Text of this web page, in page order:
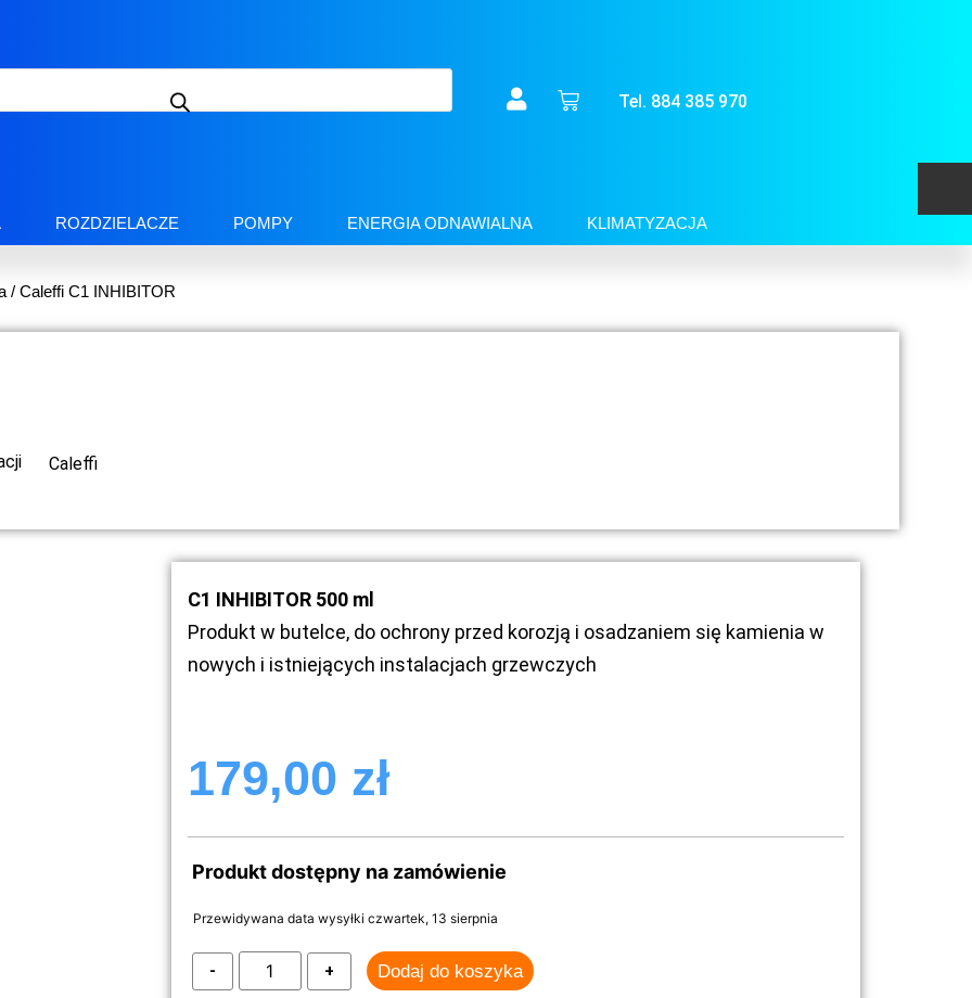
Tel. 884 385 970
ROZDZIELACZE POMPY ENERGIA ODNAWIALNA KLIMATYZACJA
/ Caleffi C1 INHIBITOR
Caleffi
C1 INHIBITOR 500 ml
Produkt w butelce, do ochrony przed korozją i osadzaniem się kamienia w
nowych i istniejących instalacjach grzewczych
179,00 zł
Produkt dostępny na zamówienie
Przewidywana data wysyłki czwartek, 13 sierpnia
Dodaj do koszyka